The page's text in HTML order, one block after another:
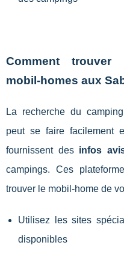
Comment
mobil-homes aux
La recherche du
peut se faire facilement
fournissent des infos
campings. Ces
trouver le mobil-home de
Utilisez les sites
disponibles